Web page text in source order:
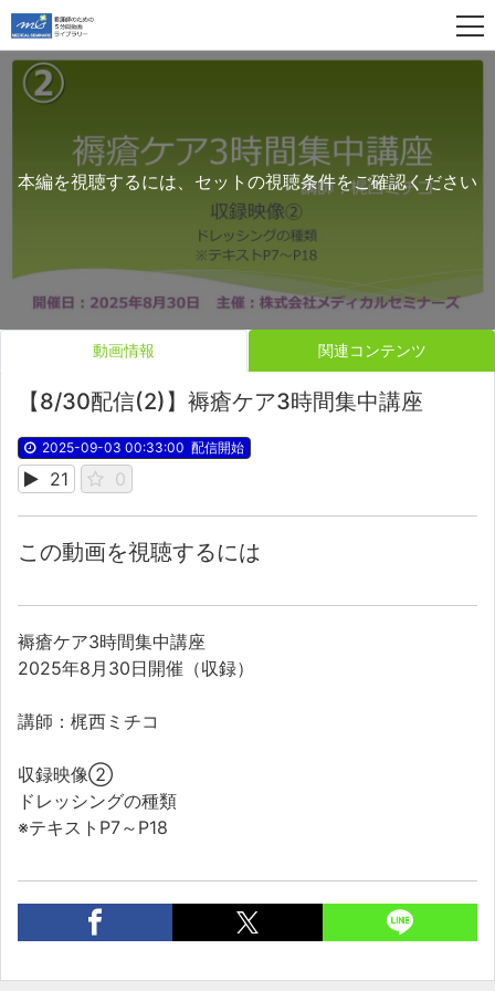
本編を視聴するには、セットの視聴条件をご確認ください
動画情報 関連コンテンツ
【8/30配信(2)】褥瘡ケア3時間集中講座
2025-09-03 00:33:00 配信開始
21 0
この動画を視聴するには
褥瘡ケア3時間集中講座
2025年8月30日開催（収録）
講師：梶西ミチコ
収録映像②
ドレッシングの種類
※テキストP7～P18